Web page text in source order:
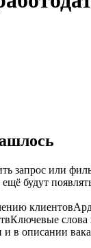
запрос или
будут
клиентов
Ключевые слова
и в описании